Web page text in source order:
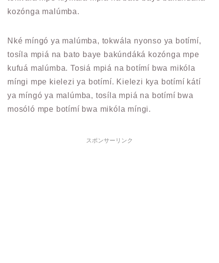
kozónga malúmba.
Nké míngó ya malúmba, tokwála nyonso ya botímí,
tosíla mpiá na bato baye bakúndáká kozónga mpe
kufuá malúmba. Tosiá mpiá na botímí bwa mikóla
míngi mpe kielezi ya botímí. Kielezi kya botímí kátí
ya míngó ya malúmba, tosíla mpiá na botímí bwa
mosóló mpe botímí bwa mikóla míngi.
スポンサーリンク